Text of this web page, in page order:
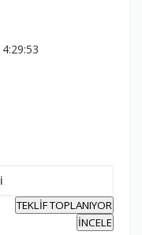
TEKLİF TOPLANIYOR
İNCELE